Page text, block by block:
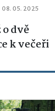
08. 05. 2025
o dvě
k večeři